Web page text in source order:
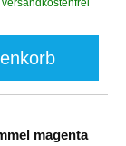
versandkostenfrei
magenta